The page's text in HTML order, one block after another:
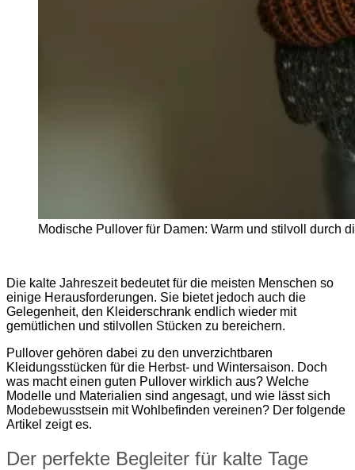
Modische Pullover für Damen: Warm und stilvoll durch
Die kalte Jahreszeit bedeutet für die meisten Menschen so
einige Herausforderungen. Sie bietet jedoch auch die
Gelegenheit, den Kleiderschrank endlich wieder mit
gemütlichen und stilvollen Stücken zu bereichern.
Pullover gehören dabei zu den unverzichtbaren
Kleidungsstücken für die Herbst- und Wintersaison. Doch
was macht einen guten Pullover wirklich aus? Welche
Modelle und Materialien sind angesagt, und wie lässt sich
Modebewusstsein mit Wohlbefinden vereinen? Der folgende
Artikel zeigt es.
Der perfekte Begleiter für kalte Tage